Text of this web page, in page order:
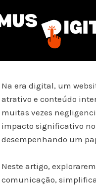
Na era digital, um
atrativo e conteúdo
muitas vezes
impacto significativo
desempenhando um
Neste artigo,
comunicação,